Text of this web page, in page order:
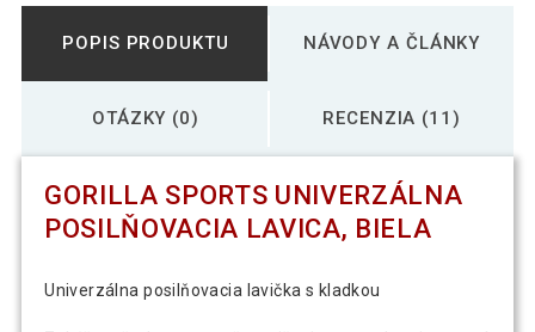
POPIS PRODUKTU NÁVODY A ČLÁNKY
OTÁZKY (0) RECENZIA (11)
GORILLA SPORTS UNIVERZÁLNA
POSILŇOVACIA LAVICA, BIELA
Univerzálna posilňovacia lavička s kladkou